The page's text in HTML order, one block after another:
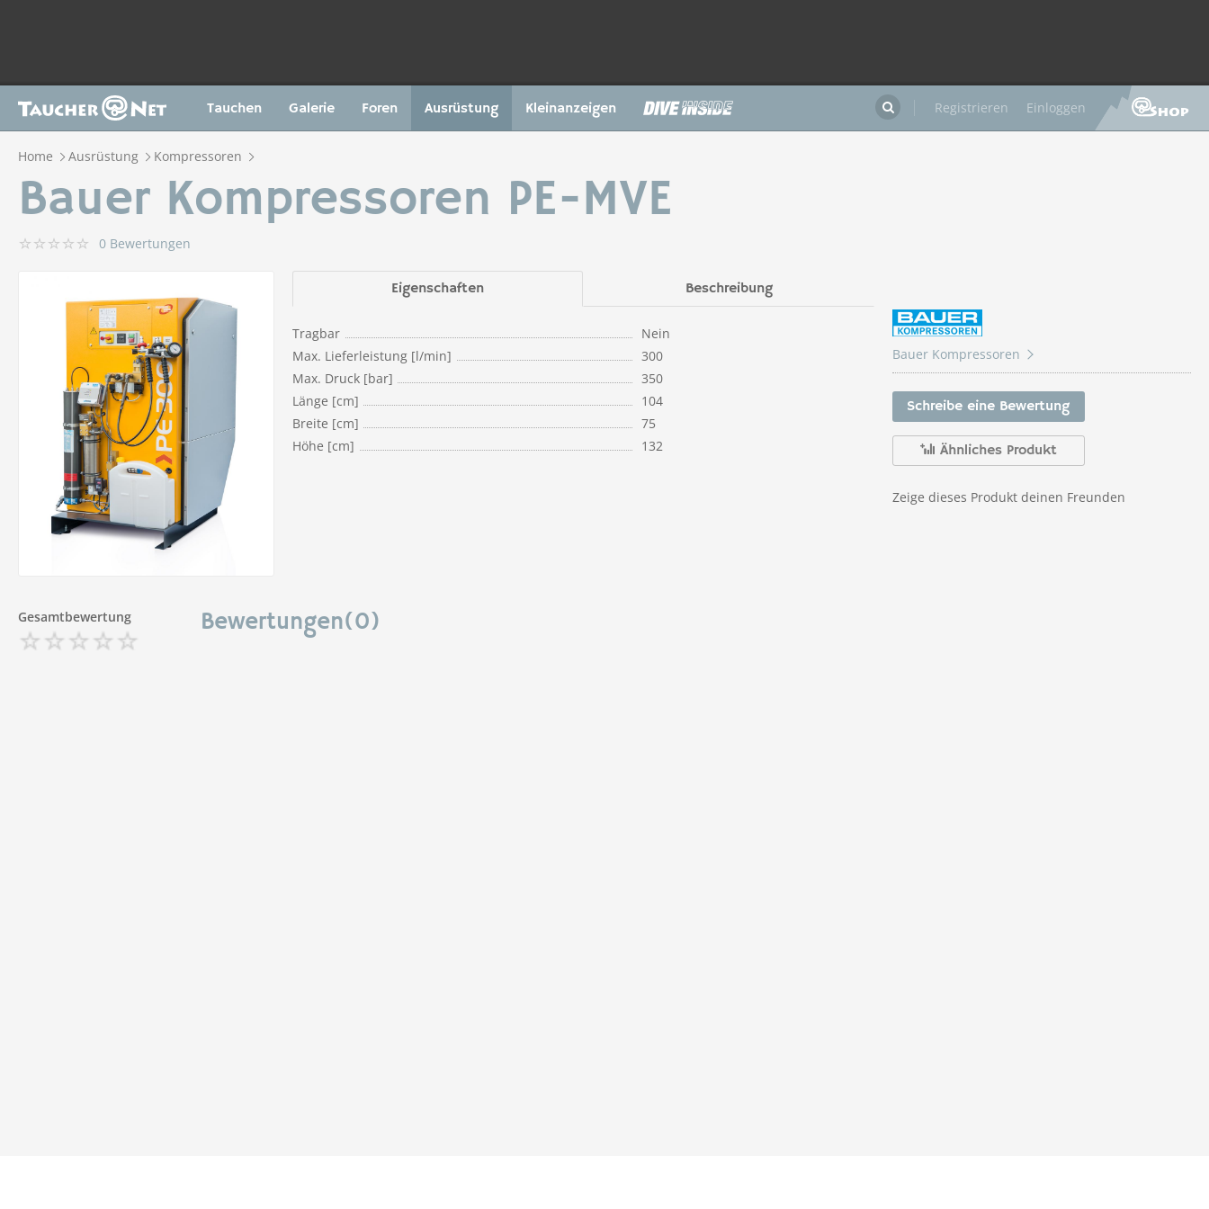
Tauchen Galerie Foren Ausrüstung Kleinanzeigen Registrieren Einloggen

Home Ausrüstung Kompressoren
Bauer Kompressoren PE-MVE
0 Bewertungen
Bauer Kompressoren
Schreibe eine Bewertung
Ähnliches Produkt
Zeige dieses Produkt deinen Freunden
Eigenschaften Beschreibung
Tragbar
Nein
Max. Lieferleistung [l/min]
300
Max. Druck [bar]
350
Länge [cm]
104
Breite [cm]
75
Höhe [cm]
132
Gesamtbewertung Bewertungen(0)